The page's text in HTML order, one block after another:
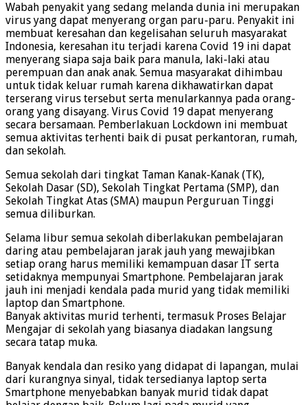
Wabah penyakit yang sedang melanda dunia ini merupakan
virus yang dapat menyerang organ paru-paru. Penyakit ini
membuat keresahan dan kegelisahan seluruh masyarakat
Indonesia, keresahan itu terjadi karena Covid 19 ini dapat
menyerang siapa saja baik para manula, laki-laki atau
perempuan dan anak anak. Semua masyarakat dihimbau
untuk tidak keluar rumah karena dikhawatirkan dapat
terserang virus tersebut serta menularkannya pada orang-
orang yang disayang. Virus Covid 19 dapat menyerang
secara bersamaan. Pemberlakuan Lockdown ini membuat
semua aktivitas terhenti baik di pusat perkantoran, rumah,
dan sekolah.
Semua sekolah dari tingkat Taman Kanak-Kanak (TK),
Sekolah Dasar (SD), Sekolah Tingkat Pertama (SMP), dan
Sekolah Tingkat Atas (SMA) maupun Perguruan Tinggi
semua diliburkan.
Selama libur semua sekolah diberlakukan pembelajaran
daring atau pembelajaran jarak jauh yang mewajibkan
setiap orang harus memiliki kemampuan dasar IT serta
setidaknya mempunyai Smartphone. Pembelajaran jarak
jauh ini menjadi kendala pada murid yang tidak memiliki
laptop dan Smartphone.
Banyak aktivitas murid terhenti, termasuk Proses Belajar
Mengajar di sekolah yang biasanya diadakan langsung
secara tatap muka.
Banyak kendala dan resiko yang didapat di lapangan, mulai
dari kurangnya sinyal, tidak tersedianya laptop serta
Smartphone menyebabkan banyak murid tidak dapat